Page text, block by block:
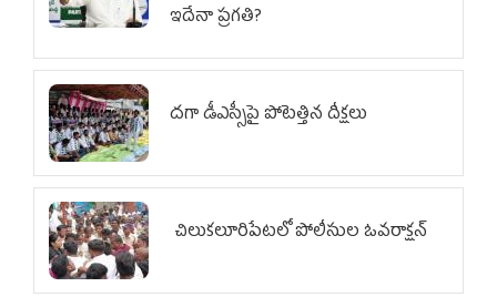
ఇదేనా ప్రగతి?
దగా డీఎస్సీపై పోటెత్తిన దీక్షలు
చిలుక‌లూరిపేట‌లో పోలీసుల ఓవ‌రాక్ష‌న్‌